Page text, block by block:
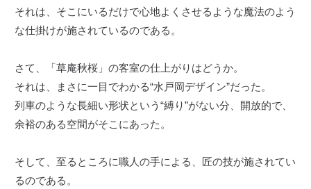
それは、そこにいるだけで心地よくさせるような魔法のよう
な仕掛けが施されているのである。
さて、「草庵秋桜」の客室の仕上がりはどうか。
それは、まさに一目でわかる“水戸岡デザイン”だった。
列車のような長細い形状という“縛り”がない分、開放的で、
余裕のある空間がそこにあった。
そして、至るところに職人の手による、匠の技が施されてい
るのである。